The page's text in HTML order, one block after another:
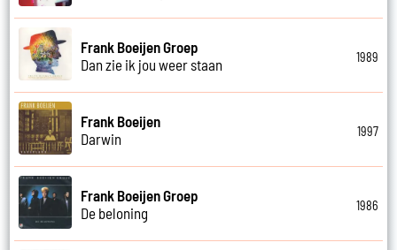
Frank Boeijen Groep
Dan zie ik jou weer staan
1989
Frank Boeijen
Darwin
1997
Frank Boeijen Groep
De beloning
1986